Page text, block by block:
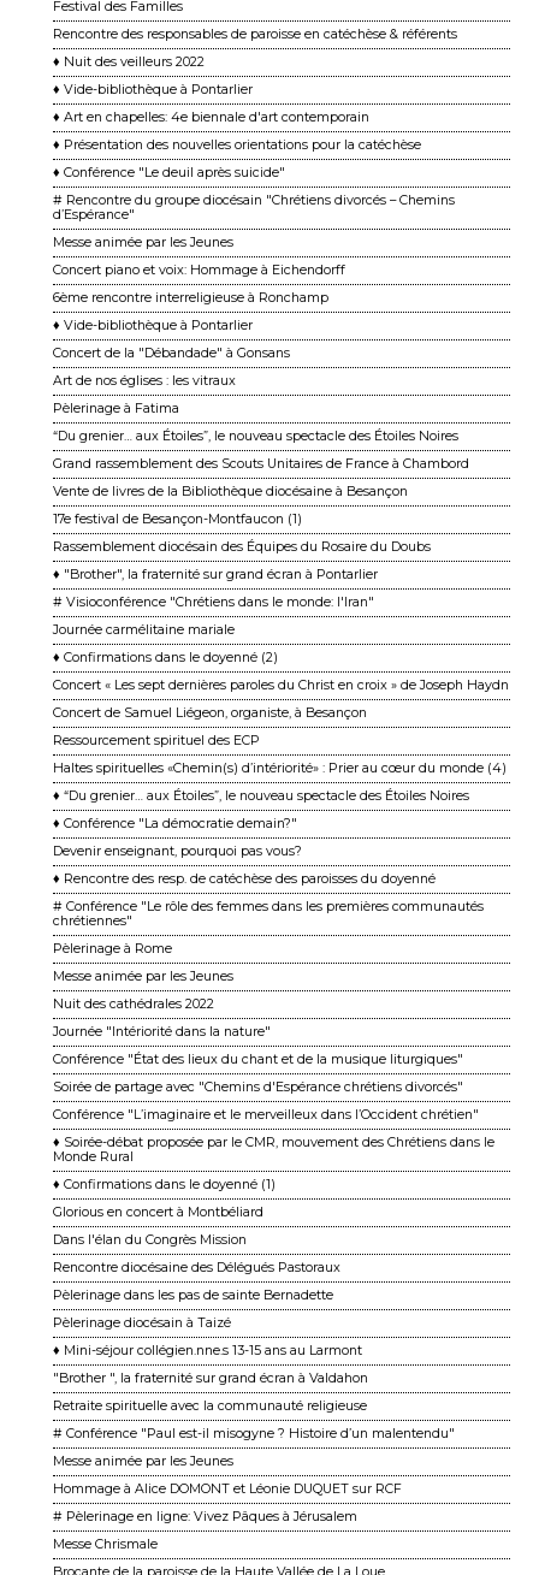
Festival des Familles
Rencontre des responsables de paroisse en catéchèse & référents
♦ Nuit des veilleurs 2022
♦ Vide-bibliothèque à Pontarlier
♦ Art en chapelles: 4e biennale d'art contemporain
♦ Présentation des nouvelles orientations pour la catéchèse
♦ Conférence "Le deuil après suicide"
# Rencontre du groupe diocésain "Chrétiens divorcés – Chemins
d’Espérance"
Messe animée par les Jeunes
Concert piano et voix: Hommage à Eichendorff
6ème rencontre interreligieuse à Ronchamp
♦ Vide-bibliothèque à Pontarlier
Concert de la "Débandade" à Gonsans
Art de nos églises : les vitraux
Pèlerinage à Fatima
“Du grenier… aux Étoiles”, le nouveau spectacle des Étoiles Noires
Grand rassemblement des Scouts Unitaires de France à Chambord
Vente de livres de la Bibliothèque diocésaine à Besançon
17e festival de Besançon-Montfaucon (1)
Rassemblement diocésain des Équipes du Rosaire du Doubs
♦ "Brother", la fraternité sur grand écran à Pontarlier
# Visioconférence "Chrétiens dans le monde: l'Iran"
Journée carmélitaine mariale
♦ Confirmations dans le doyenné (2)
Concert « Les sept dernières paroles du Christ en croix » de Joseph Haydn
Concert de Samuel Liégeon, organiste, à Besançon
Ressourcement spirituel des ECP
Haltes spirituelles «Chemin(s) d’intériorité» : Prier au cœur du monde (4)
♦ “Du grenier… aux Étoiles”, le nouveau spectacle des Étoiles Noires
♦ Conférence "La démocratie demain?"
Devenir enseignant, pourquoi pas vous?
♦ Rencontre des resp. de catéchèse des paroisses du doyenné
# Conférence "Le rôle des femmes dans les premières communautés
chrétiennes"
Pèlerinage à Rome
Messe animée par les Jeunes
Nuit des cathédrales 2022
Journée "Intériorité dans la nature"
Conférence "État des lieux du chant et de la musique liturgiques"
Soirée de partage avec "Chemins d'Espérance chrétiens divorcés"
Conférence "L’imaginaire et le merveilleux dans l’Occident chrétien"
♦ Soirée-débat proposée par le CMR, mouvement des Chrétiens dans le
Monde Rural
♦ Confirmations dans le doyenné (1)
Glorious en concert à Montbéliard
Dans l'élan du Congrès Mission
Rencontre diocésaine des Délégués Pastoraux
Pèlerinage dans les pas de sainte Bernadette
Pèlerinage diocésain à Taizé
♦ Mini-séjour collégien.nne.s 13-15 ans au Larmont
"Brother ", la fraternité sur grand écran à Valdahon
Retraite spirituelle avec la communauté religieuse
# Conférence "Paul est-il misogyne ? Histoire d’un malentendu"
Messe animée par les Jeunes
Hommage à Alice DOMONT et Léonie DUQUET sur RCF
# Pèlerinage en ligne: Vivez Pâques à Jérusalem
Messe Chrismale